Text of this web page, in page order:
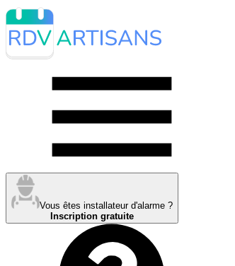
Vous êtes installateur d'alarme ?
Inscription gratuite